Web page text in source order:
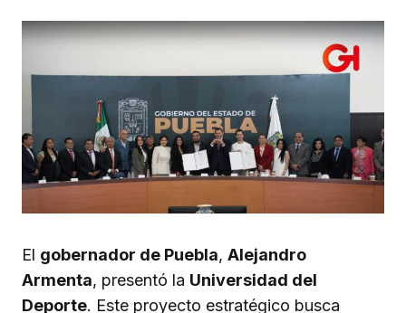
El gobernador de Puebla, Alejandro
Armenta, presentó la Universidad del
Deporte. Este proyecto estratégico busca